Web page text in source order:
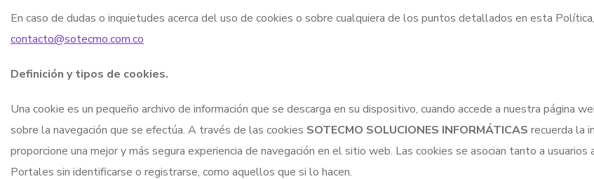
En caso de dudas o inquietudes acerca del uso de cookies o sobre cualquiera de los puntos detallados en esta
contacto@sotecmo.com.co
Definición y tipos de cookies.
Una cookie es un pequeño archivo de información que se descarga en su dispositivo, cuando accede a nuestra página
sobre la navegación que se efectúa. A través de las cookies SOTECMO SOLUCIONES INFORMÁTICAS recuerda la
proporcione una mejor y más segura experiencia de navegación en el sitio web. Las cookies se asocian tanto a
Portales sin identificarse o registrarse, como aquellos que si lo hacen.